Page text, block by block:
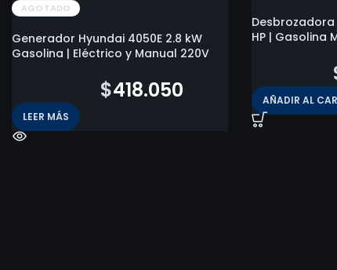
AGOTADO
Generador Hyundai 4050E 2.8 kW
Gasolina | Eléctrico y Manual 220V
$418.050
LEER MÁS
Desbrozadora
HP | Gasolina
AÑADIR AL